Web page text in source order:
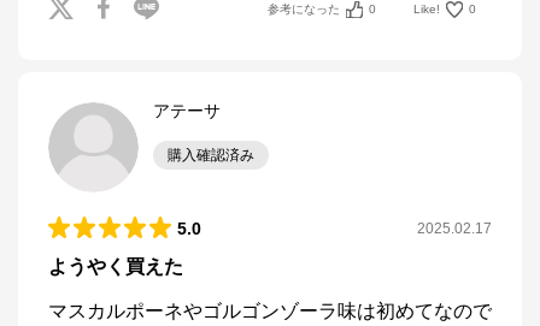
参考になった 0 Like! 0
アテーサ
購入確認済み
5.0 2025.02.17
ようやく買えた
マスカルポーネやゴルゴンゾーラ味は初めてなので